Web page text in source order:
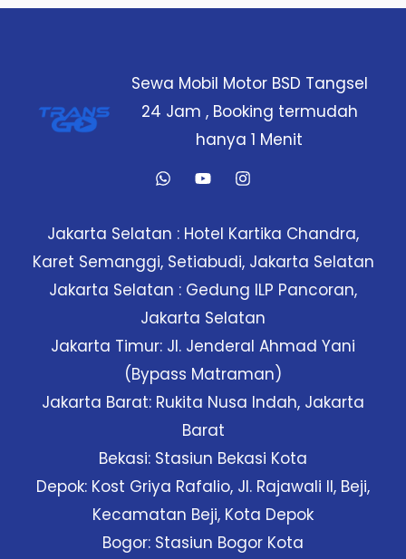
Sewa Mobil Motor BSD Tangsel
24 Jam , Booking termudah
hanya 1 Menit
Jakarta Selatan : Hotel Kartika Chandra,
Karet Semanggi, Setiabudi, Jakarta Selatan
Jakarta Selatan : Gedung ILP Pancoran,
Jakarta Selatan
Jakarta Timur: Jl. Jenderal Ahmad Yani
(Bypass Matraman)
Jakarta Barat: Rukita Nusa Indah, Jakarta
Barat
Bekasi: Stasiun Bekasi Kota
Depok: Kost Griya Rafalio, Jl. Rajawali II, Beji,
Kecamatan Beji, Kota Depok
Bogor: Stasiun Bogor Kota